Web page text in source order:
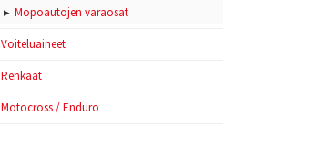
Mopoautojen varaosat
Voiteluaineet
Renkaat
Motocross / Enduro